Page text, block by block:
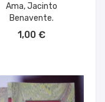
Ama, Jacinto
Benavente.
1,00 €